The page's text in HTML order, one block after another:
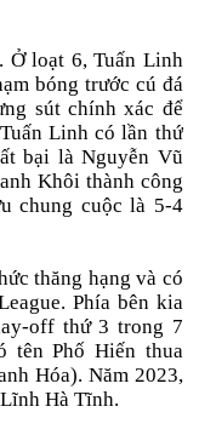
Ở loạt 6, Tuấn Linh
bóng trước cú đá
sút chính xác để
Linh có lần thứ
bại là Nguyễn Vũ
Khôi thành công
chung cuộc là 5-4
thăng hạng và có
Phía bên kia
off thứ 3 trong 7
tên Phố Hiến thua
Hóa). Năm 2023,
Hà Tĩnh.